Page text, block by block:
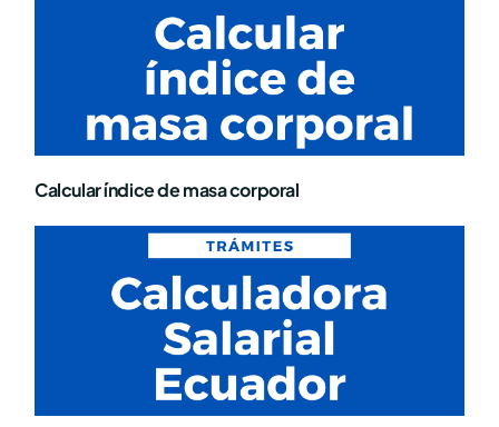
Calcular índice de masa corporal